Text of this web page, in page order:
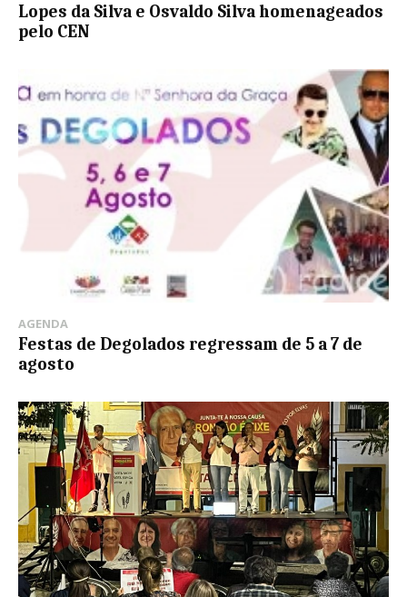
Lopes da Silva e Osvaldo Silva homenageados
pelo CEN
AGENDA
Festas de Degolados regressam de 5 a 7 de
agosto